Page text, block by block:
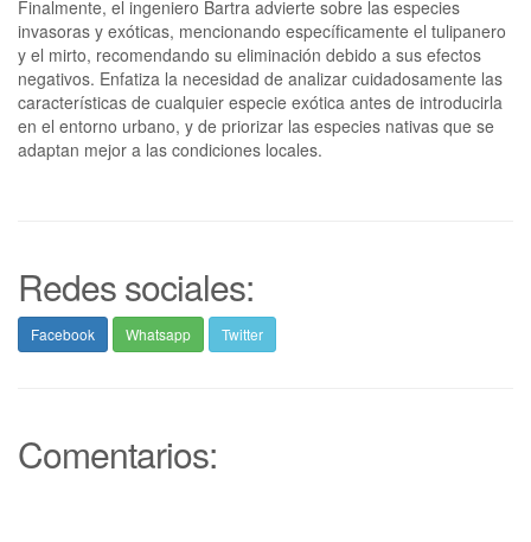
Finalmente, el ingeniero Bartra advierte sobre las especies
invasoras y exóticas, mencionando específicamente el tulipanero
y el mirto, recomendando su eliminación debido a sus efectos
negativos. Enfatiza la necesidad de analizar cuidadosamente las
características de cualquier especie exótica antes de introducirla
en el entorno urbano, y de priorizar las especies nativas que se
adaptan mejor a las condiciones locales.
Redes sociales:
Facebook Whatsapp Twitter
Comentarios: